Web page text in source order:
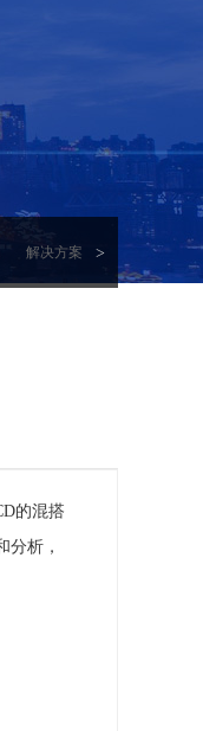
解决方案
的混搭
分析，